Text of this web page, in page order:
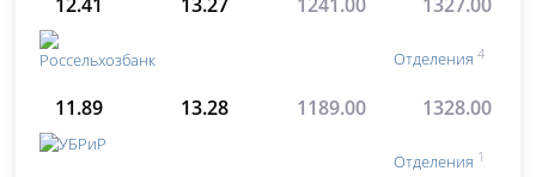
Отделения 4
11.89 13.28 1189.00 1328.00
Отделения 1